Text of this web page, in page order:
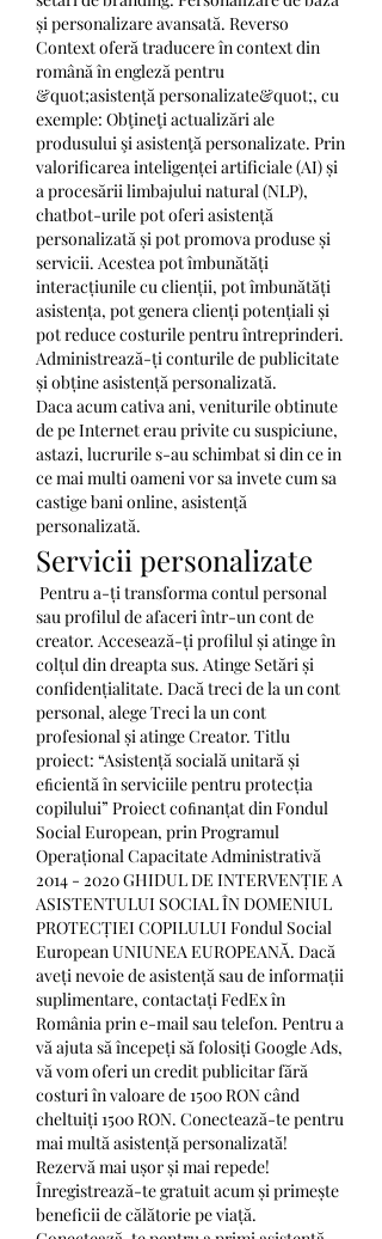
și personalizare avansată. Reverso
Context oferă traducere în context din
română în engleză pentru
&quot;asistență personalizate&quot;, cu
exemple: Obţineţi actualizări ale
produsului şi asistenţă personalizate. Prin
valorificarea inteligenței artificiale (AI) și
a procesării limbajului natural (NLP),
chatbot-urile pot oferi asistență
personalizată și pot promova produse și
servicii. Acestea pot îmbunătăți
interacțiunile cu clienții, pot îmbunătăți
asistența, pot genera clienți potențiali și
pot reduce costurile pentru întreprinderi.
Administrează-ți conturile de publicitate
și obține asistență personalizată.
Daca acum cativa ani, veniturile obtinute
de pe Internet erau privite cu suspiciune,
astazi, lucrurile s-au schimbat si din ce in
ce mai multi oameni vor sa invete cum sa
castige bani online, asistență
personalizată.
Servicii personalizate
sau profilul de afaceri într-un cont de
creator. Accesează-ți profilul și atinge în
colțul din dreapta sus. Atinge Setări și
confidențialitate. Dacă treci de la un cont
personal, alege Treci la un cont
profesional și atinge Creator. Titlu
proiect: “Asistență socială unitară și
eﬁcientă în serviciile pentru protecția
copilului” Proiect coﬁnanțat din Fondul
Social European, prin Programul
Operațional Capacitate Administrativă
2014 - 2020 GHIDUL DE INTERVENȚIE A
ASISTENTULUI SOCIAL ÎN DOMENIUL
PROTECȚIEI COPILULUI Fondul Social
European UNIUNEA EUROPEANĂ. Dacă
aveți nevoie de asistență sau de informații
suplimentare, contactați FedEx în
România prin e-mail sau telefon. Pentru a
vă ajuta să începeți să folosiți Google Ads,
vă vom oferi un credit publicitar fără
costuri în valoare de 1500 RON când
cheltuiți 1500 RON. Conectează-te pentru
mai multă asistență personalizată!
Rezervă mai ușor și mai repede!
Înregistrează-te gratuit acum și primește
beneficii de călătorie pe viață.